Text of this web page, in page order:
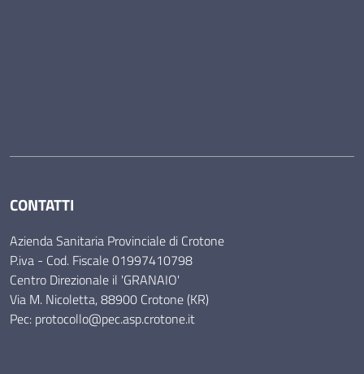
CONTATTI
Azienda Sanitaria Provinciale di Crotone
P.iva - Cod. Fiscale 01997410798
Centro Direzionale il 'GRANAIO'
Via M. Nicoletta, 88900 Crotone (KR)
Pec: protocollo@pec.asp.crotone.it